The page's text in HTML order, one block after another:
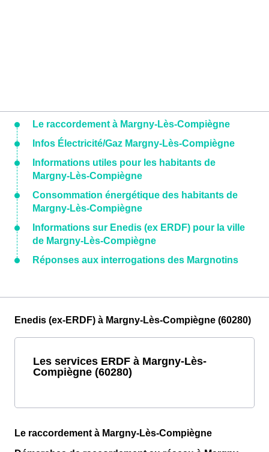
Le raccordement à Margny-Lès-Compiègne
Infos Électricité/Gaz Margny-Lès-Compiègne
Informations utiles pour les habitants de
Margny-Lès-Compiègne
Consommation énergétique des habitants de
Margny-Lès-Compiègne
Informations sur Enedis (ex ERDF) pour la ville
de Margny-Lès-Compiègne
Réponses aux interrogations des Margnotins
Enedis (ex-ERDF) à Margny-Lès-Compiègne (60280)
Les services ERDF à Margny-Lès-
Compiègne (60280)
Le raccordement à Margny-Lès-Compiègne